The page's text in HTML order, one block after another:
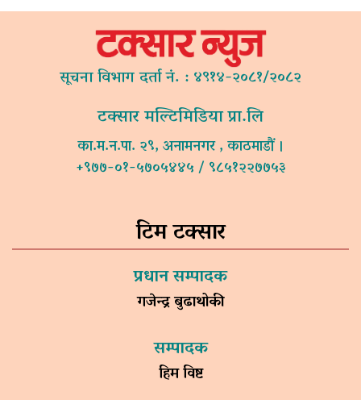
सूचना विभाग दर्ता नं. : ४९१४-२०८१/२०८२
टक्सार मल्टिमिडिया प्रा.लि
का.म.न.पा. २९, अनामनगर , काठमाडौं ।
+९७७-०१-५७०५४४५ / ९८५१२२७७५३
टिम टक्सार
प्रधान सम्पादक
गजेन्द्र बुढाथोकी
सम्पादक
हिम विष्ट